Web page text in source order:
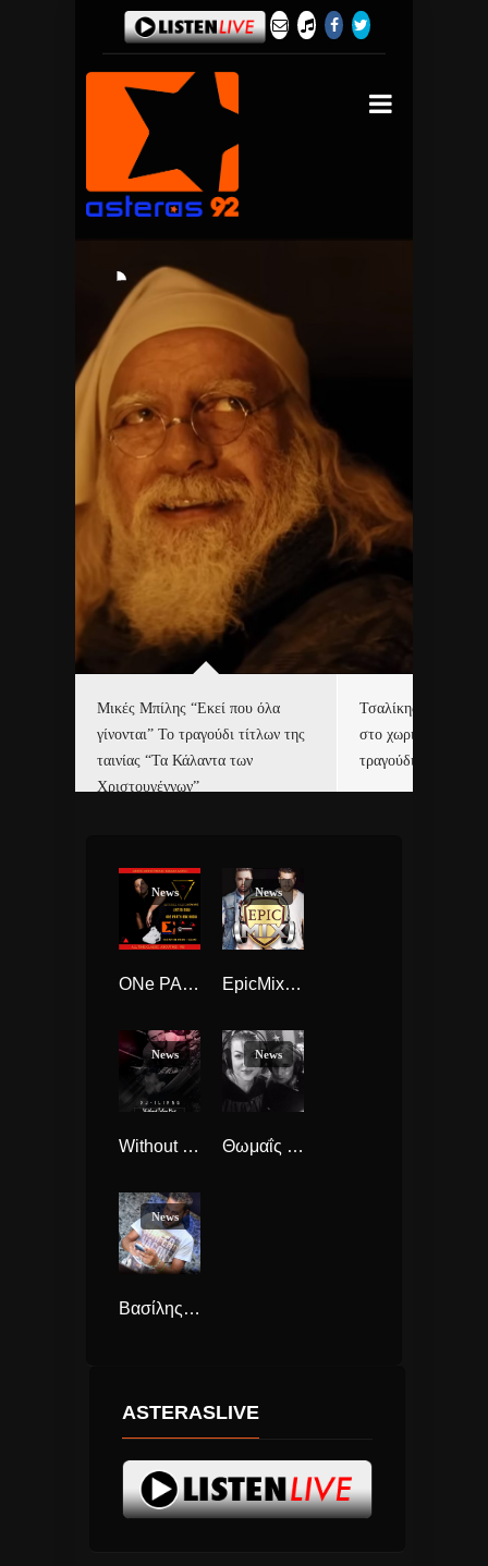
Μικές Μπίλης “Εκεί που όλα
γίνονται” Το τραγούδι τίτλων της
ταινίας “Τα Κάλαντα των
Χριστουγέννων”
Τσαλίκης,
στο χωριό του Άι
τραγούδι και video
News
ONe PArty by Argyris Nastopoulos
News
EpicMix bY TeoTzimas & GiannisZissis
News
Without Taboo Mix by IliasG
News
Θωμαΐς και Βάγια Jukebox
News
Βασίλης playHouse road
ASTERASLIVE